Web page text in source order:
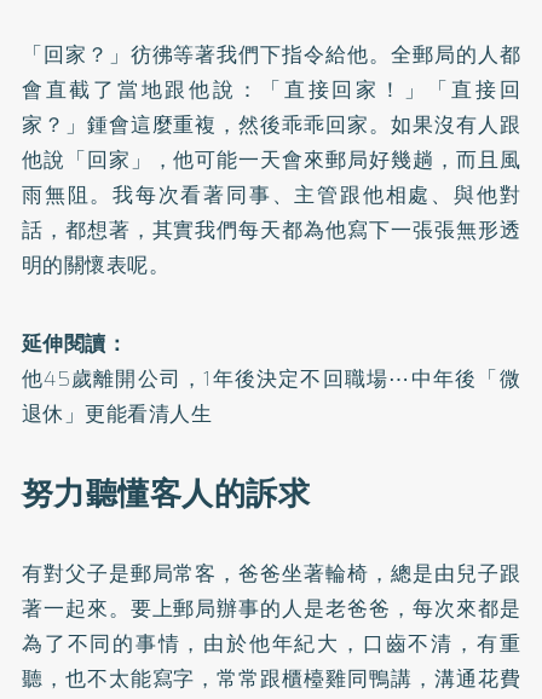
「回家？」彷彿等著我們下指令給他。全郵局的人都
會直截了當地跟他說：「直接回家！」「直接回
家？」鍾會這麼重複，然後乖乖回家。如果沒有人跟
他說「回家」，他可能一天會來郵局好幾趟，而且風
雨無阻。我每次看著同事、主管跟他相處、與他對
話，都想著，其實我們每天都為他寫下一張張無形透
明的關懷表呢。
延伸閱讀：
他45歲離開公司，1年後決定不回職場⋯中年後「微
退休」更能看清人生
努力聽懂客人的訴求
有對父子是郵局常客，爸爸坐著輪椅，總是由兒子跟
著一起來。要上郵局辦事的人是老爸爸，每次來都是
為了不同的事情，由於他年紀大，口齒不清，有重
聽，也不太能寫字，常常跟櫃檯雞同鴨講，溝通花費